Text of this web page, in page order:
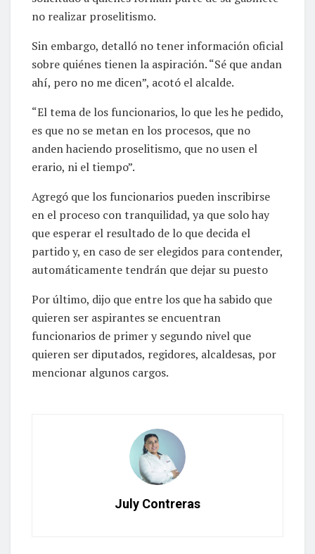
no realizar proselitismo.
Sin embargo, detalló no tener información oficial
sobre quiénes tienen la aspiración. “Sé que andan
ahí, pero no me dicen”, acotó el alcalde.
“El tema de los funcionarios, lo que les he pedido,
es que no se metan en los procesos, que no
anden haciendo proselitismo, que no usen el
erario, ni el tiempo”.
Agregó que los funcionarios pueden inscribirse
en el proceso con tranquilidad, ya que solo hay
que esperar el resultado de lo que decida el
partido y, en caso de ser elegidos para contender,
automáticamente tendrán que dejar su puesto
Por último, dijo que entre los que ha sabido que
quieren ser aspirantes se encuentran
funcionarios de primer y segundo nivel que
quieren ser diputados, regidores, alcaldesas, por
mencionar algunos cargos.
July Contreras